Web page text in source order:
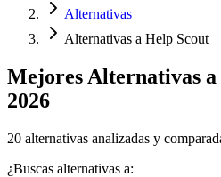
Alternativas
Alternativas a Help Scout
Mejores Alternativas a
2026
20 alternativas analizadas y
¿Buscas alternativas a: